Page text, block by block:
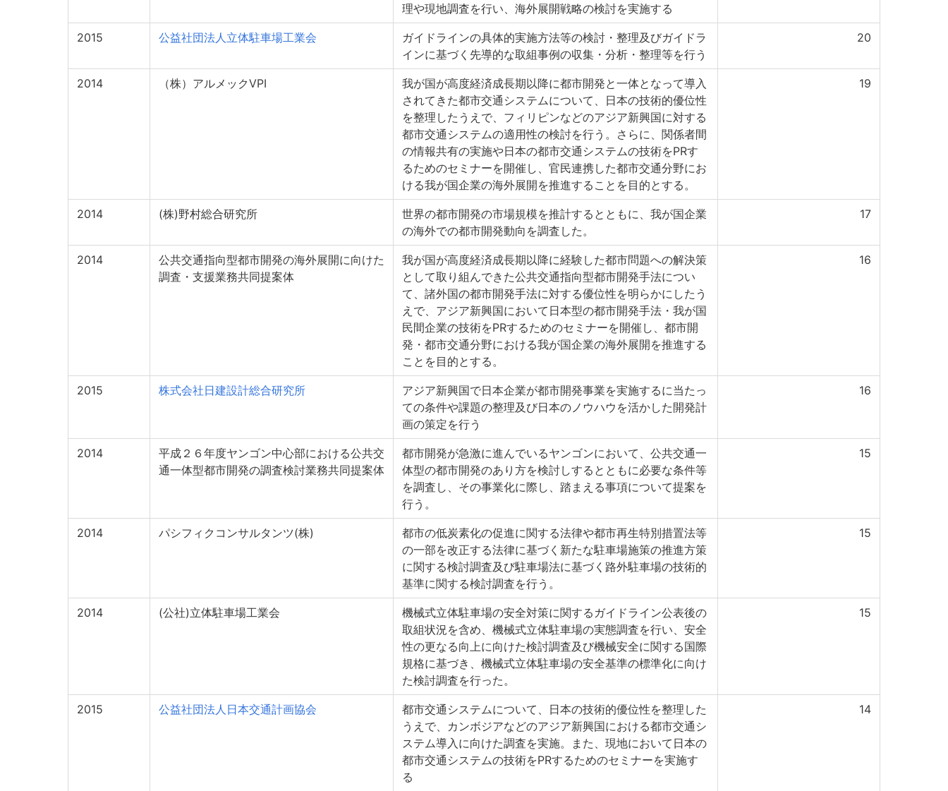
理や現地調査を行い、海外展開戦略の検討を実施する
2015 公益社団法人立体駐車場工業会
ガイドラインの具体的実施方法等の検討・整理及びガイドラ
インに基づく先導的な取組事例の収集・分析・整理等を行う
20
2014 （株）アルメックVPI
我が国が高度経済成長期以降に都市開発と一体となって導入
されてきた都市交通システムについて、日本の技術的優位性
を整理したうえで、フィリピンなどのアジア新興国に対する
都市交通システムの適用性の検討を行う。さらに、関係者間
の情報共有の実施や日本の都市交通システムの技術をPRす
るためのセミナーを開催し、官民連携した都市交通分野にお
ける我が国企業の海外展開を推進することを目的とする。
19
2014 (株)野村総合研究所
世界の都市開発の市場規模を推計するとともに、我が国企業
の海外での都市開発動向を調査した。
17
2014
公共交通指向型都市開発の海外展開に向けた
調査・支援業務共同提案体
我が国が高度経済成長期以降に経験した都市問題への解決策
として取り組んできた公共交通指向型都市開発手法につい
て、諸外国の都市開発手法に対する優位性を明らかにしたう
えで、アジア新興国において日本型の都市開発手法・我が国
民間企業の技術をPRするためのセミナーを開催し、都市開
発・都市交通分野における我が国企業の海外展開を推進する
ことを目的とする。
16
2015 株式会社日建設計総合研究所
アジア新興国で日本企業が都市開発事業を実施するに当たっ
ての条件や課題の整理及び日本のノウハウを活かした開発計
画の策定を行う
16
2014
平成２６年度ヤンゴン中心部における公共交
通一体型都市開発の調査検討業務共同提案体
都市開発が急激に進んでいるヤンゴンにおいて、公共交通一
体型の都市開発のあり方を検討しするとともに必要な条件等
を調査し、その事業化に際し、踏まえる事項について提案を
行う。
15
2014 パシフィクコンサルタンツ(株)
都市の低炭素化の促進に関する法律や都市再生特別措置法等
の一部を改正する法律に基づく新たな駐車場施策の推進方策
に関する検討調査及び駐車場法に基づく路外駐車場の技術的
基準に関する検討調査を行う。
15
2014 (公社)立体駐車場工業会
機械式立体駐車場の安全対策に関するガイドライン公表後の
取組状況を含め、機械式立体駐車場の実態調査を行い、安全
性の更なる向上に向けた検討調査及び機械安全に関する国際
規格に基づき、機械式立体駐車場の安全基準の標準化に向け
た検討調査を行った。
15
2015 公益社団法人日本交通計画協会
都市交通システムについて、日本の技術的優位性を整理した
うえで、カンボジアなどのアジア新興国における都市交通シ
ステム導入に向けた調査を実施。また、現地において日本の
都市交通システムの技術をPRするためのセミナーを実施す
る
14